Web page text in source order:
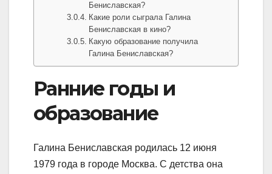
Бениславская?
Какие роли сыграла Галина
Бениславская в кино?
Какую образование получила
Галина Бениславская?
Ранние годы и
образование
Галина Бениславская родилась 12 июня
1979 года в городе Москва. С детства она